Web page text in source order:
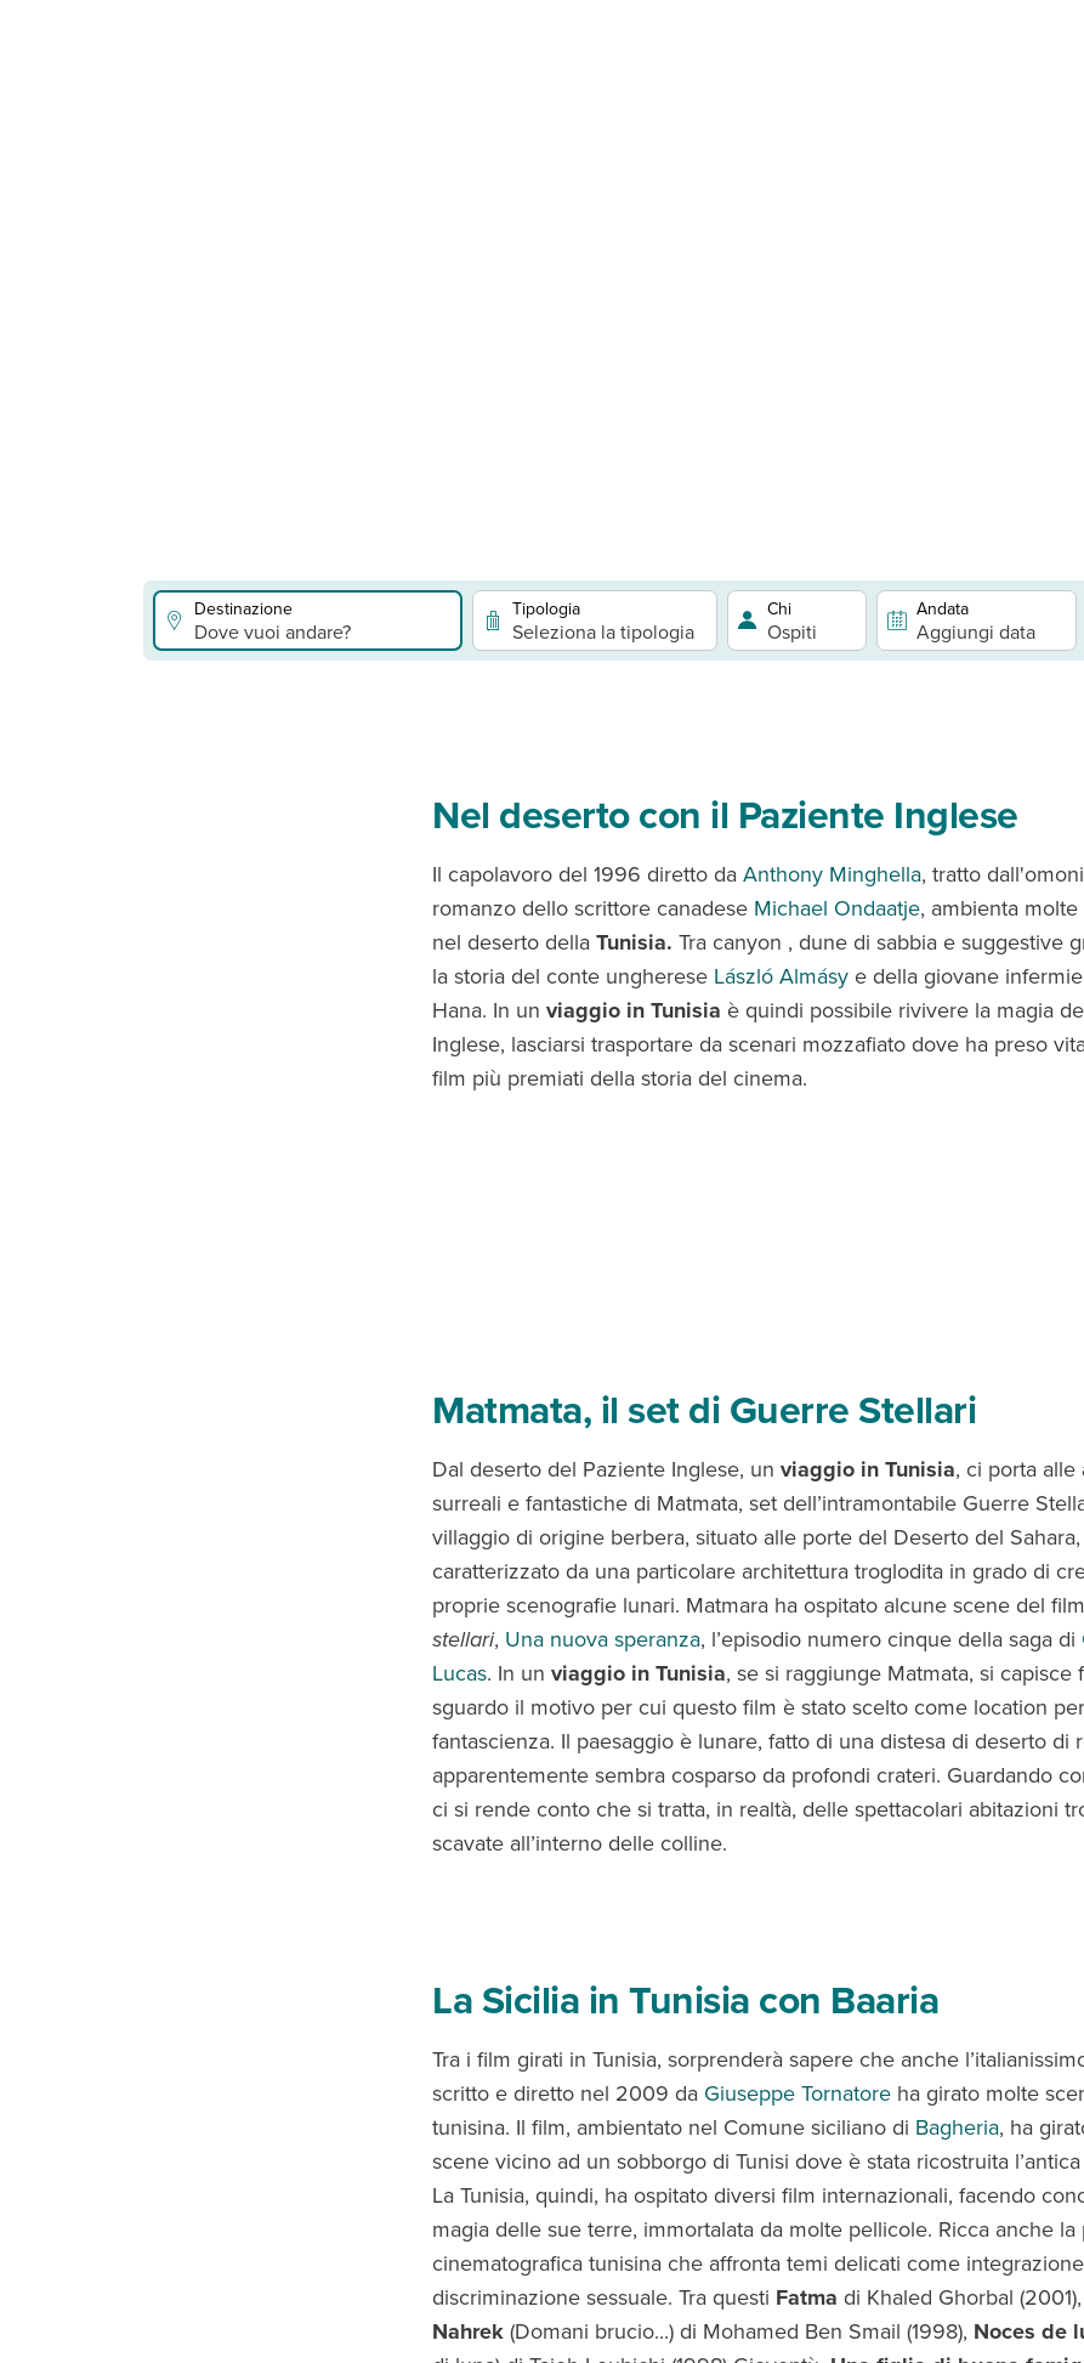
Destinazione
Dove vuoi andare?
Tipologia
Seleziona la tipologia
Chi
Ospiti
Andata
Aggiungi data
Nel deserto con il Paziente Inglese
Il capolavoro del 1996 diretto daAnthony Minghella, tratto
romanzo dello scrittore canadese Michael Ondaatje, ambienta
nel deserto dellaTunisia. Tra canyon , dune di sabbia e suggestive
la storia del conte ungherese László Almásy e della giovane
Hana. In un viaggio in Tunisia è quindi possibile rivivere la magia
Inglese, lasciarsi trasportare da scenari mozzafiato dove ha preso
film più premiati della storia del cinema.
Matmata, il set di Guerre Stellari
Dal deserto del Paziente Inglese, un viaggio in Tunisia, ci porta alle
surreali e fantastiche di Matmata, set dell’intramontabile Guerre
villaggio di origine berbera, situato alle porte del Deserto del
caratterizzato da una particolare architettura troglodita in grado di
proprie scenografie lunari. Matmara ha ospitato alcune scene del film
stellari, Una nuova speranza, l’episodio numero cinque della saga di
Lucas. In un viaggio in Tunisia, se si raggiunge Matmata, si capisce
sguardo il motivo per cui questo film è stato scelto come location
fantascienza. Il paesaggio è lunare, fatto di una distesa di deserto di
apparentemente sembra cosparso da profondi crateri. Guardando
ci si rende conto che si tratta, in realtà, delle spettacolari abitazioni
scavate all’interno delle colline.
La Sicilia in Tunisia con Baaria
Tra i film girati in Tunisia, sorprenderà sapere che anche
scritto e diretto nel 2009 da Giuseppe Tornatore ha girato molte
tunisina. Il film, ambientato nel Comune siciliano di Bagheria, ha
scene vicino ad un sobborgo di Tunisi dove è stata ricostruita
La Tunisia, quindi, ha ospitato diversi film internazionali, facendo
magia delle sue terre, immortalata da molte pellicole. Ricca anche
cinematografica tunisina che affronta temi delicati come
discriminazione sessuale. Tra questi Fatma di Khaled Ghorbal (2001),
Nahrek(Domani brucio...) di Mohamed Ben Smail (1998), Noces de